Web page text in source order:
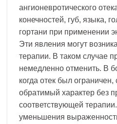
ангионевротического
конечностей, губ, языка,
гортани при применении
Эти явления могут
терапии. В таком случае
немедленно отменить. В
когда отек был
обратимый характер без
соответствующей
уменьшения